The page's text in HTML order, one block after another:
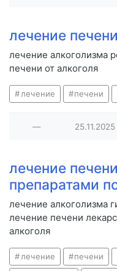
лечение
лечение алкоголизма
печени от алкоголя
лечение печени
— 25.11.2025
лечение
препаратами
лечение алкоголизма
лечение печени
алкоголя
лечение печени